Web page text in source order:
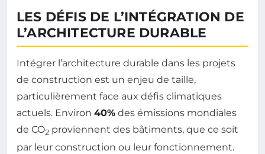
LES DÉFIS DE L’INTÉGRATION DE
L’ARCHITECTURE DURABLE
Intégrer l’architecture durable dans les projets
de construction est un enjeu de taille,
particulièrement face aux défis climatiques
actuels. Environ 40% des émissions mondiales
de CO2 proviennent des bâtiments, que ce soit
par leur construction ou leur fonctionnement.